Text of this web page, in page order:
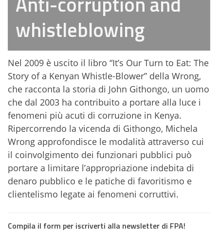
whistleblowing
Nel 2009 è uscito il libro “It’s Our Turn to Eat: The
Story of a Kenyan Whistle-Blower” della Wrong,
che racconta la storia di John Githongo, un uomo
che dal 2003 ha contribuito a portare alla luce i
fenomeni più acuti di corruzione in Kenya.
Ripercorrendo la vicenda di Githongo, Michela
Wrong approfondisce le modalità attraverso cui
il coinvolgimento dei funzionari pubblici può
portare a limitare l’appropriazione indebita di
denaro pubblico e le patiche di favoritismo e
clientelismo legate ai fenomeni corruttivi.
Compila il form per iscriverti alla newsletter di FPA!